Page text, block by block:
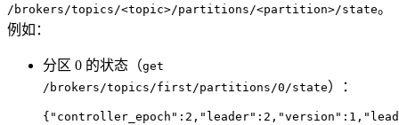
/brokers/topics/<topic>/partitions/<partition>/state。
例如：
分区 0 的状态（get
/brokers/topics/first/partitions/0/state）：
{ "controller_epoch" : 2 , "leader" : 2 , "version" : 1 ,